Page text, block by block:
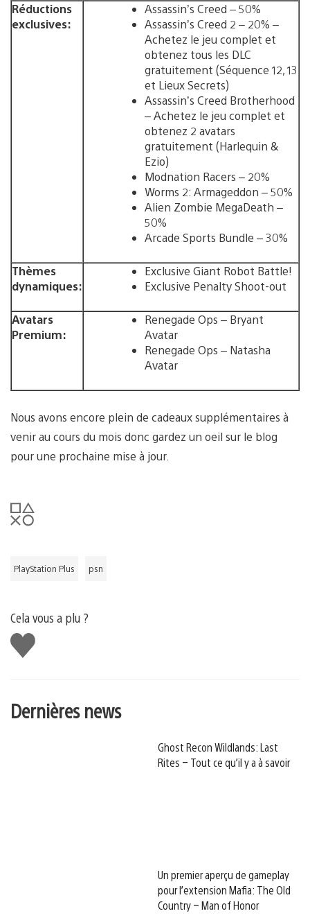
Réductions
exclusives:
Assassin’s Creed – 50%
Assassin’s Creed 2 – 20% –
Achetez le jeu complet et
obtenez tous les DLC
gratuitement (Séquence 12, 13
et Lieux Secrets)
Assassin’s Creed Brotherhood
– Achetez le jeu complet et
obtenez 2 avatars
gratuitement (Harlequin &
Ezio)
Modnation Racers – 20%
Worms 2: Armageddon – 50%
Alien Zombie MegaDeath –
50%
Arcade Sports Bundle – 30%
Thèmes
dynamiques:
Exclusive Giant Robot Battle!
Exclusive Penalty Shoot-out
Avatars
Premium:
Renegade Ops – Bryant
Avatar
Renegade Ops – Natasha
Avatar
Nous avons encore plein de cadeaux supplémentaires à
venir au cours du mois donc gardez un oeil sur le blog
pour une prochaine mise à jour.
PlayStation Plus psn
Cela vous a plu ?
J'aime
Dernières news
Ghost Recon Wildlands: Last
Rites – Tout ce qu’il y a à savoir
Un premier aperçu de gameplay
pour l’extension Mafia: The Old
Country – Man of Honor